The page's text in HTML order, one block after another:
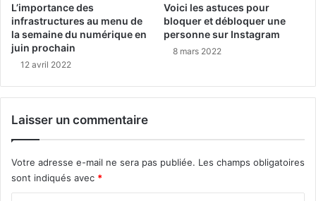
L’importance des
infrastructures au menu de
la semaine du numérique en
juin prochain
12 avril 2022
Voici les astuces pour
bloquer et débloquer une
personne sur Instagram
8 mars 2022
Laisser un commentaire
Votre adresse e-mail ne sera pas publiée. Les champs obligatoires
sont indiqués avec *